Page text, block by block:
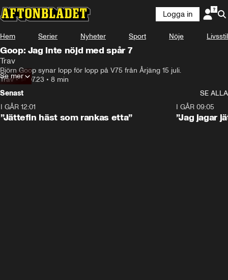
Logga in
Hem Serier Nyheter Sport Nöje Livsstil
Goop: Jag inte nöjd med spår 7
Trav
Björn Goop synar lopp för lopp på V75 från Årjäng 15 juli.
Trav•14.07.23 • 8 min
Se mer
Senast
SE ALLA
I GÅR 12:01
”Jättefin häst som rankas etta”
I GÅR 09:05
”Jag jagar